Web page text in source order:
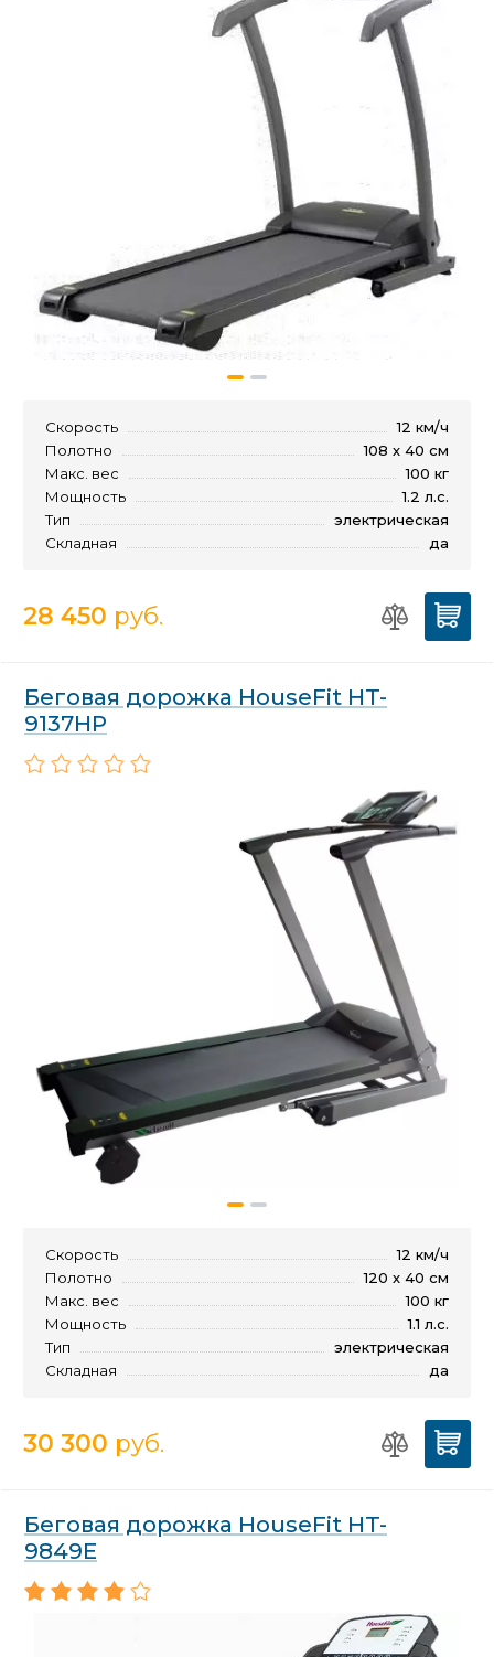
Скорость
12 км/ч
Полотно
108 х 40 см
Макс. вес
100 кг
Мощность
1.2 л.с.
Тип
электрическая
Складная
да
28 450 руб.
Беговая дорожка HouseFit HT-
9137HP
Скорость
12 км/ч
Полотно
120 х 40 см
Макс. вес
100 кг
Мощность
1.1 л.с.
Тип
электрическая
Складная
да
30 300 руб.
Беговая дорожка HouseFit HT-
9849E